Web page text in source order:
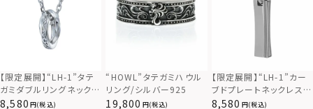
【限定展開】“LH-1”タテ
ガミダブルリングネックレ
ス（ツイスト/シルバー）/
8,580 (税込)
“HOWL”タテガミハウル
リング/シルバー925
19,800 (税込)
【限定展開】“LH-1”カー
ブドプレートネックレス/
サージカルステンレス（金
8,580 (税込)